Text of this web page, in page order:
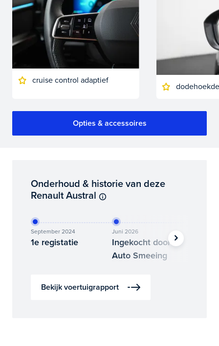
cruise control adaptief
Opties & accessoires
Onderhoud & historie van deze
Renault Austral
September 2024
1e registatie
Juni 2026
Ingekocht door
Auto Smeeing
Bekijk voertuigrapport